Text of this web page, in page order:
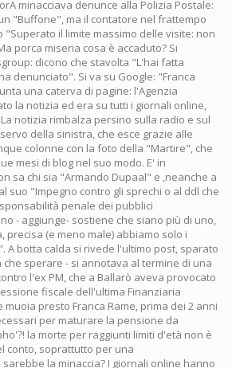
minacciava denunce alla Polizia Postale:
"Buffone", ma il contatore nel frattempo
"Superato il limite massimo delle visite: non
porca miseria cosa è accaduto? Si
dicono che stavolta "L'hai fatta
denunciato". Si va su Google: "Franca
una caterva di pagine: l'Agenzia
la notizia ed era su tutti i giornali online,
notizia rimbalza persino sulla radio e sul
della sinistra, che esce grazie alle
colonne con la foto della "Martire", che
mesi di blog nel suo modo. E' in
sa chi sia "Armando Dupaal" e ,neanche a
suo "Impegno contro gli sprechi o al ddl che
penale dei pubblici
- aggiunge- sostiene che siano più di uno,
precisa (e meno male) abbiamo solo i
A botta calda si rivede l'ultimo post, sparato
che sperare - si annotava al termine di una
l'ex PM, che a Ballarò aveva provocato
fiscale dell'ultima Finanziaria
presto Franca Rame, prima dei 2 anni
per maturare la pensione da
la morte per raggiunti limiti d'età non è
conto, soprattutto per una
la minaccia? I giornali online hanno